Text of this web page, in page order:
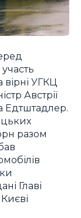
УГКЦ
Австрії
Едтштадлер.
разом
Главі